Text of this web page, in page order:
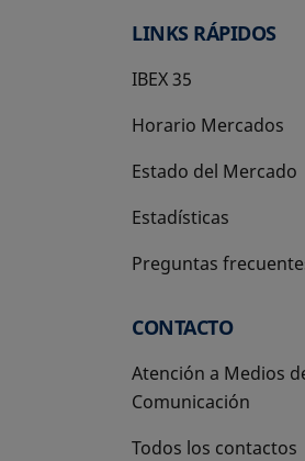
LINKS RÁPIDOS
IBEX 35
Horario Mercados
Estado del Mercado
Estadísticas
Preguntas
CONTACTO
Atención a Medios
Comunicación
Todos los contactos